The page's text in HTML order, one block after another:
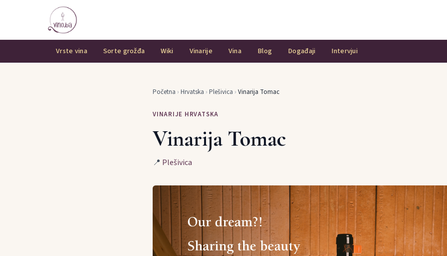
Vrste vina Sorte grožđa Wiki Vinarije Vina Blog Događaji Intervjui
Početna › Hrvatska › Plešivica › Vinarija Tomac
VINARIJE HRVATSKA
Vinarija Tomac
📍 Plešivica